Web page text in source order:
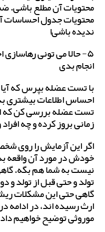
محتویات آن مطلع باشی.
محتویات جدول احساسات
ندیده باشی!
۵- حالا می تونی
انجام بدی
با تست عضله بپرس که
احساس اطلاعات بیشتری
تست عضله بررسی کن که
زمانی بروز کرده و چه
اگر این آزمایش را روی
خودش در مورد آن واقعه
نیست به شما هم بگه.
تولد و حتی قبل از تولد و
گاهی حتی این مشکلات
ارث رسیده اند، در ادامه
موروثی توضیح خواهیم